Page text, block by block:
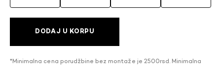
DODAJ U KORPU
*Minimalna cena porudžbine bez montaže je 2500rsd. Minimalna